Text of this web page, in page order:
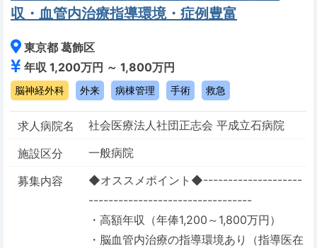
収・血管内治療指導環境・症例豊富
東京都 葛飾区
年収 1,200万円 ～ 1,800万円
脳神経外科 外来 病棟管理 手術 救急
求人病院名
社会医療法人社団正志会 平成立石病院
施設区分
一般病院
募集内容
◆オススメポイント◆--------------------
---------------------------------
・高額年収（年俸1,200～1,800万円）
・脳血管内治療の指導環境あり（指導医在